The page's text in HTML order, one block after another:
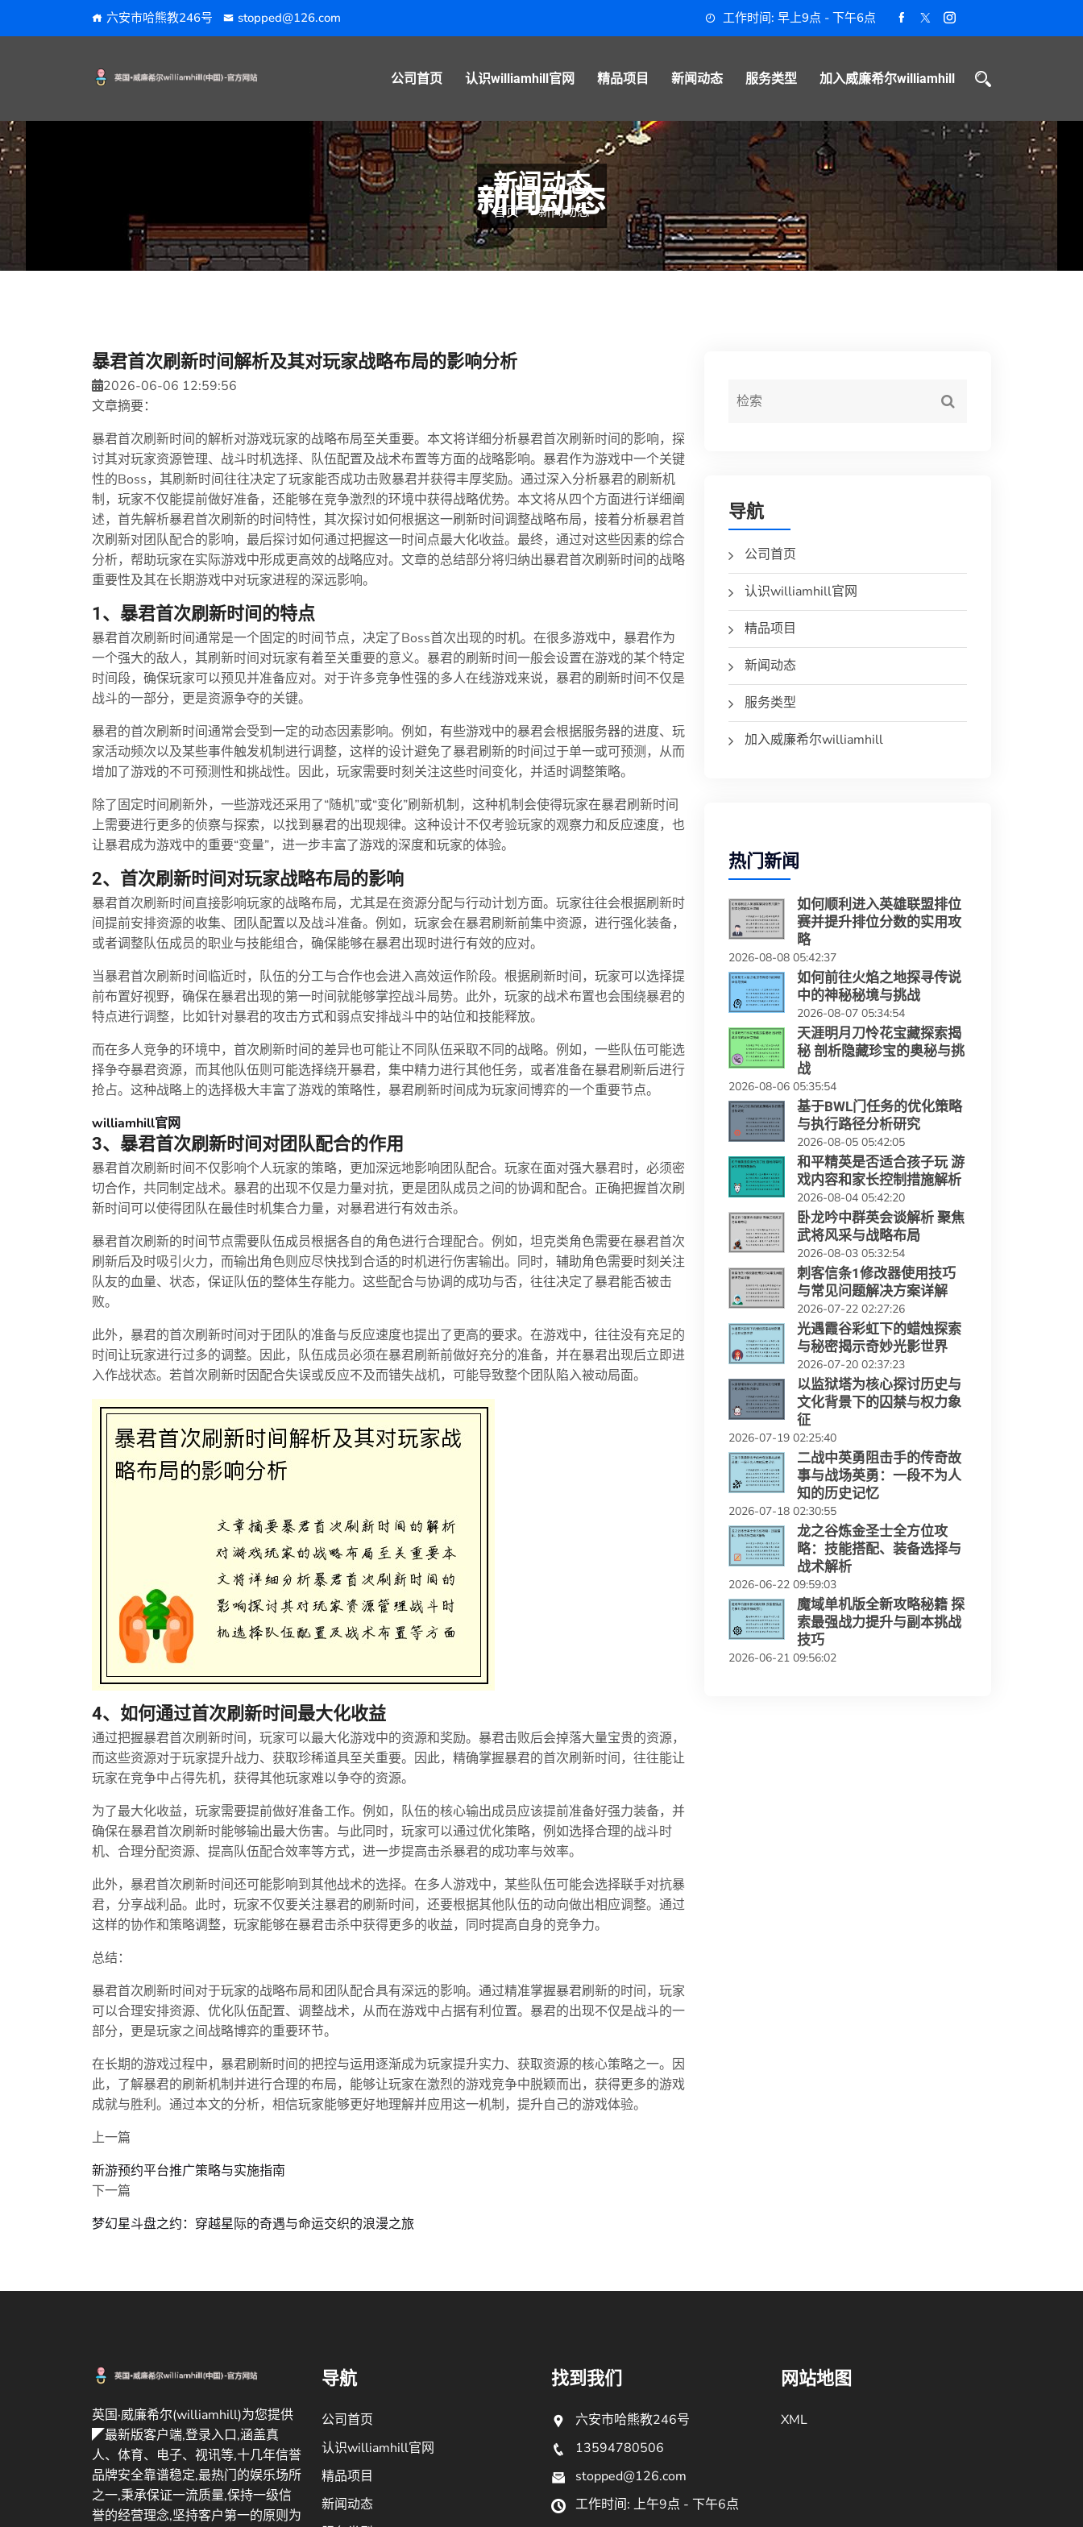
六安市哈熊教246号 stopped@126.com 工作时间: 早上9点 - 下午6点
公司首页 认识williamhill官网 精品项目 新闻动态 服务类型 加入威廉希尔williamhill
新闻动态
首页 新闻动态
暴君首次刷新时间解析及其对玩家战略布局的影响分析
2026-06-06 12:59:56
文章摘要：
暴君首次刷新时间的解析对游戏玩家的战略布局至关重要。本文将详细分析暴君首次刷新时间的影响，探
讨其对玩家资源管理、战斗时机选择、队伍配置及战术布置等方面的战略影响。暴君作为游戏中一个关键
性的Boss，其刷新时间往往决定了玩家能否成功击败暴君并获得丰厚奖励。通过深入分析暴君的刷新机
制，玩家不仅能提前做好准备，还能够在竞争激烈的环境中获得战略优势。本文将从四个方面进行详细阐
述，首先解析暴君首次刷新的时间特性，其次探讨如何根据这一刷新时间调整战略布局，接着分析暴君首
次刷新对团队配合的影响，最后探讨如何通过把握这一时间点最大化收益。最终，通过对这些因素的综合
分析，帮助玩家在实际游戏中形成更高效的战略应对。文章的总结部分将归纳出暴君首次刷新时间的战略
重要性及其在长期游戏中对玩家进程的深远影响。
1、暴君首次刷新时间的特点
暴君首次刷新时间通常是一个固定的时间节点，决定了Boss首次出现的时机。在很多游戏中，暴君作为
一个强大的敌人，其刷新时间对玩家有着至关重要的意义。暴君的刷新时间一般会设置在游戏的某个特定
时间段，确保玩家可以预见并准备应对。对于许多竞争性强的多人在线游戏来说，暴君的刷新时间不仅是
战斗的一部分，更是资源争夺的关键。
暴君的首次刷新时间通常会受到一定的动态因素影响。例如，有些游戏中的暴君会根据服务器的进度、玩
家活动频次以及某些事件触发机制进行调整，这样的设计避免了暴君刷新的时间过于单一或可预测，从而
增加了游戏的不可预测性和挑战性。因此，玩家需要时刻关注这些时间变化，并适时调整策略。
除了固定时间刷新外，一些游戏还采用了“随机”或“变化”刷新机制，这种机制会使得玩家在暴君刷新时间
上需要进行更多的侦察与探索，以找到暴君的出现规律。这种设计不仅考验玩家的观察力和反应速度，也
让暴君成为游戏中的重要“变量”，进一步丰富了游戏的深度和玩家的体验。
2、首次刷新时间对玩家战略布局的影响
暴君首次刷新时间直接影响玩家的战略布局，尤其是在资源分配与行动计划方面。玩家往往会根据刷新时
间提前安排资源的收集、团队配置以及战斗准备。例如，玩家会在暴君刷新前集中资源，进行强化装备，
或者调整队伍成员的职业与技能组合，确保能够在暴君出现时进行有效的应对。
当暴君首次刷新时间临近时，队伍的分工与合作也会进入高效运作阶段。根据刷新时间，玩家可以选择提
前布置好视野，确保在暴君出现的第一时间就能够掌控战斗局势。此外，玩家的战术布置也会围绕暴君的
特点进行调整，比如针对暴君的攻击方式和弱点安排战斗中的站位和技能释放。
而在多人竞争的环境中，首次刷新时间的差异也可能让不同队伍采取不同的战略。例如，一些队伍可能选
择争夺暴君资源，而其他队伍则可能选择绕开暴君，集中精力进行其他任务，或者准备在暴君刷新后进行
抢占。这种战略上的选择极大丰富了游戏的策略性，暴君刷新时间成为玩家间博弈的一个重要节点。
williamhill官网
3、暴君首次刷新时间对团队配合的作用
暴君首次刷新时间不仅影响个人玩家的策略，更加深远地影响团队配合。玩家在面对强大暴君时，必须密
切合作，共同制定战术。暴君的出现不仅是力量对抗，更是团队成员之间的协调和配合。正确把握首次刷
新时间可以使得团队在最佳时机集合力量，对暴君进行有效击杀。
暴君首次刷新的时间节点需要队伍成员根据各自的角色进行合理配合。例如，坦克类角色需要在暴君首次
刷新后及时吸引火力，而输出角色则应尽快找到合适的时机进行伤害输出。同时，辅助角色需要时刻关注
队友的血量、状态，保证队伍的整体生存能力。这些配合与协调的成功与否，往往决定了暴君能否被击
败。
此外，暴君的首次刷新时间对于团队的准备与反应速度也提出了更高的要求。在游戏中，往往没有充足的
时间让玩家进行过多的调整。因此，队伍成员必须在暴君刷新前做好充分的准备，并在暴君出现后立即进
入作战状态。若首次刷新时因配合失误或反应不及而错失战机，可能导致整个团队陷入被动局面。
4、如何通过首次刷新时间最大化收益
通过把握暴君首次刷新时间，玩家可以最大化游戏中的资源和奖励。暴君击败后会掉落大量宝贵的资源，
而这些资源对于玩家提升战力、获取珍稀道具至关重要。因此，精确掌握暴君的首次刷新时间，往往能让
玩家在竞争中占得先机，获得其他玩家难以争夺的资源。
为了最大化收益，玩家需要提前做好准备工作。例如，队伍的核心输出成员应该提前准备好强力装备，并
确保在暴君首次刷新时能够输出最大伤害。与此同时，玩家可以通过优化策略，例如选择合理的战斗时
机、合理分配资源、提高队伍配合效率等方式，进一步提高击杀暴君的成功率与效率。
此外，暴君首次刷新时间还可能影响到其他战术的选择。在多人游戏中，某些队伍可能会选择联手对抗暴
君，分享战利品。此时，玩家不仅要关注暴君的刷新时间，还要根据其他队伍的动向做出相应调整。通过
这样的协作和策略调整，玩家能够在暴君击杀中获得更多的收益，同时提高自身的竞争力。
总结：
暴君首次刷新时间对于玩家的战略布局和团队配合具有深远的影响。通过精准掌握暴君刷新的时间，玩家
可以合理安排资源、优化队伍配置、调整战术，从而在游戏中占据有利位置。暴君的出现不仅是战斗的一
部分，更是玩家之间战略博弈的重要环节。
在长期的游戏过程中，暴君刷新时间的把控与运用逐渐成为玩家提升实力、获取资源的核心策略之一。因
此，了解暴君的刷新机制并进行合理的布局，能够让玩家在激烈的游戏竞争中脱颖而出，获得更多的游戏
成就与胜利。通过本文的分析，相信玩家能够更好地理解并应用这一机制，提升自己的游戏体验。
上一篇
新游预约平台推广策略与实施指南
下一篇
梦幻星斗盘之约：穿越星际的奇遇与命运交织的浪漫之旅
导航
公司首页
认识williamhill官网
精品项目
新闻动态
服务类型
加入威廉希尔williamhill
热门新闻
如何顺利进入英雄联盟排位
赛并提升排位分数的实用攻
略
2026-08-08 05:42:37
如何前往火焰之地探寻传说
中的神秘秘境与挑战
2026-08-07 05:34:54
天涯明月刀怜花宝藏探索揭
秘 剖析隐藏珍宝的奥秘与挑
战
2026-08-06 05:35:54
基于BWL门任务的优化策略
与执行路径分析研究
2026-08-05 05:42:05
和平精英是否适合孩子玩 游
戏内容和家长控制措施解析
2026-08-04 05:42:20
卧龙吟中群英会谈解析 聚焦
武将风采与战略布局
2026-08-03 05:32:54
刺客信条1修改器使用技巧
与常见问题解决方案详解
2026-07-22 02:27:26
光遇霞谷彩虹下的蜡烛探索
与秘密揭示奇妙光影世界
2026-07-20 02:37:23
以监狱塔为核心探讨历史与
文化背景下的囚禁与权力象
征
2026-07-19 02:25:40
二战中英勇阻击手的传奇故
事与战场英勇：一段不为人
知的历史记忆
2026-07-18 02:30:55
龙之谷炼金圣士全方位攻
略：技能搭配、装备选择与
战术解析
2026-06-22 09:59:03
魔域单机版全新攻略秘籍 探
索最强战力提升与副本挑战
技巧
2026-06-21 09:56:02
英国·威廉希尔(williamhill)为您提供
◤最新版客户端,登录入口,涵盖真
人、体育、电子、视讯等,十几年信誉
品牌安全靠谱稳定,最热门的娱乐场所
之一,秉承保证一流质量,保持一级信
誉的经营理念,坚持客户第一的原则为
导航
公司首页
认识williamhill官网
精品项目
新闻动态
找到我们
六安市哈熊教246号
13594780506
stopped@126.com
工作时间: 上午9点 - 下午6点
网站地图
XML